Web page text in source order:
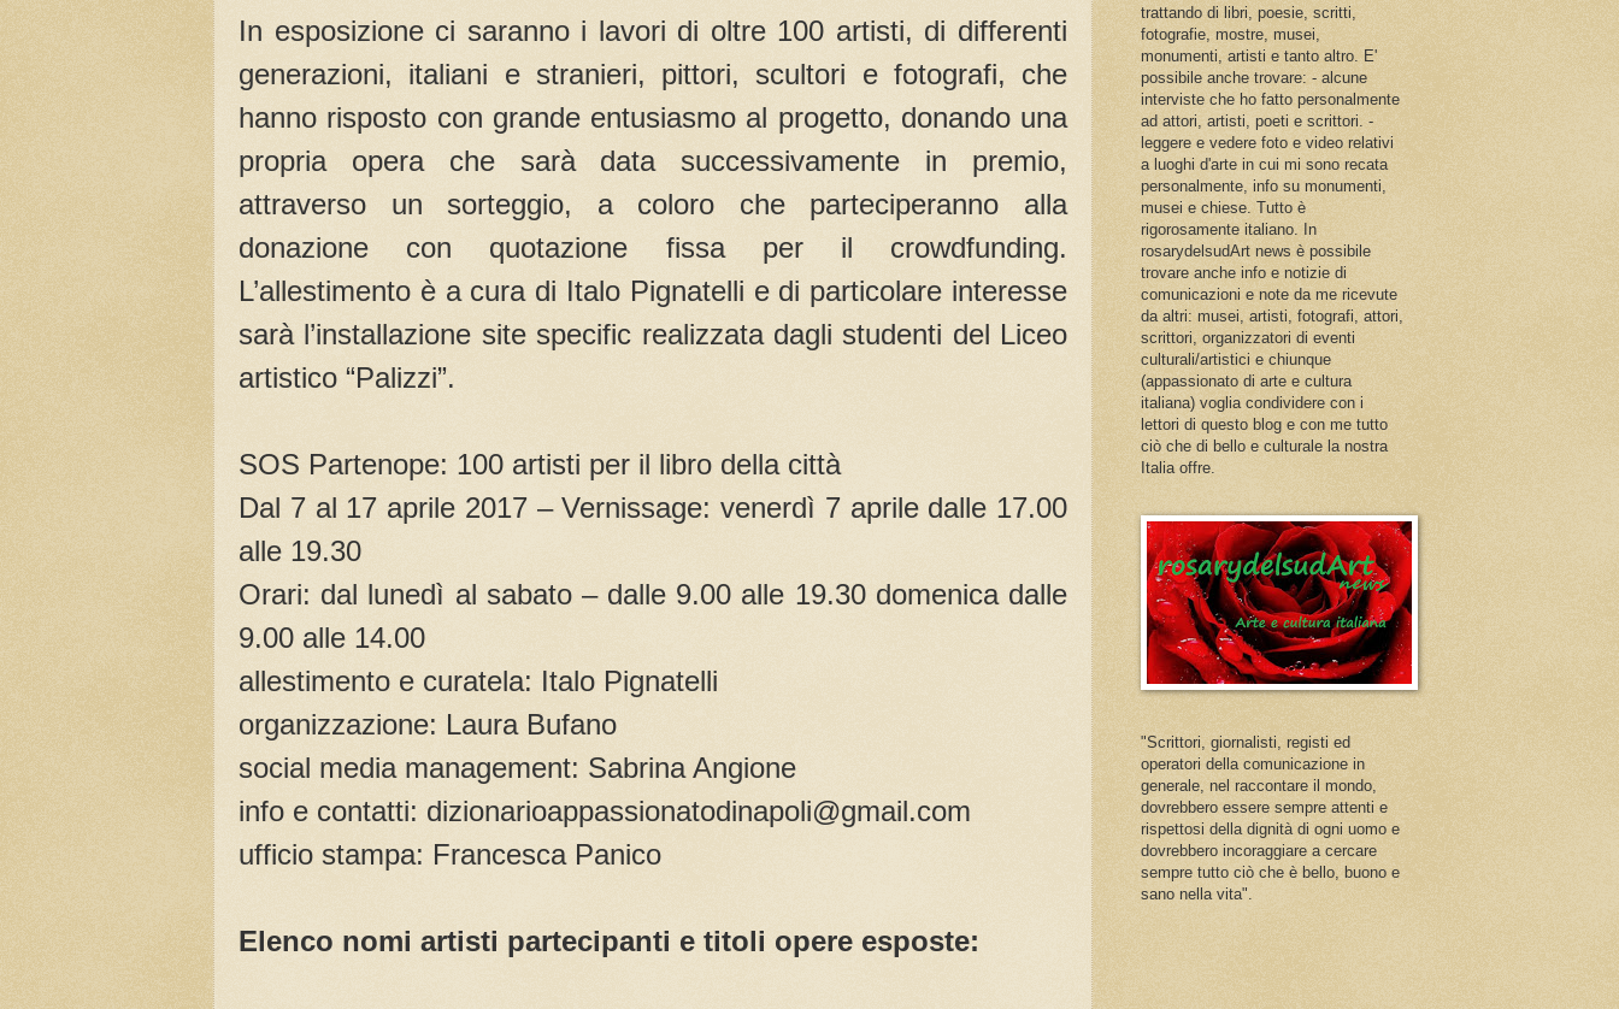
In esposizione ci saranno i lavori di oltre 100 artisti, di differenti
generazioni, italiani e stranieri, pittori, scultori e fotografi, che
hanno risposto con grande entusiasmo al progetto, donando una
propria opera che sarà data successivamente in premio,
attraverso un sorteggio, a coloro che parteciperanno alla
donazione con quotazione fissa per il crowdfunding.
L’allestimento è a cura di Italo Pignatelli e di particolare interesse
sarà l’installazione site specific realizzata dagli studenti del Liceo
artistico “Palizzi”.
SOS Partenope: 100 artisti per il libro della città
Dal 7 al 17 aprile 2017 – Vernissage: venerdì 7 aprile dalle 17.00
alle 19.30
Orari: dal lunedì al sabato – dalle 9.00 alle 19.30 domenica dalle
9.00 alle 14.00
allestimento e curatela: Italo Pignatelli
organizzazione: Laura Bufano
social media management: Sabrina Angione
info e contatti: dizionarioappassionatodinapoli@gmail.com
ufficio stampa: Francesca Panico
Elenco nomi artisti partecipanti e titoli opere esposte:
trattando di libri, poesie, scritti,
fotografie, mostre, musei,
monumenti, artisti e tanto altro. E'
possibile anche trovare: - alcune
interviste che ho fatto personalmente
ad attori, artisti, poeti e scrittori. -
leggere e vedere foto e video relativi
a luoghi d'arte in cui mi sono recata
personalmente, info su monumenti,
musei e chiese. Tutto è
rigorosamente italiano. In
rosarydelsudArt news è possibile
trovare anche info e notizie di
comunicazioni e note da me ricevute
da altri: musei, artisti, fotografi, attori,
scrittori, organizzatori di eventi
culturali/artistici e chiunque
(appassionato di arte e cultura
italiana) voglia condividere con i
lettori di questo blog e con me tutto
ciò che di bello e culturale la nostra
Italia offre.
"Scrittori, giornalisti, registi ed
operatori della comunicazione in
generale, nel raccontare il mondo,
dovrebbero essere sempre attenti e
rispettosi della dignità di ogni uomo e
dovrebbero incoraggiare a cercare
sempre tutto ciò che è bello, buono e
sano nella vita".